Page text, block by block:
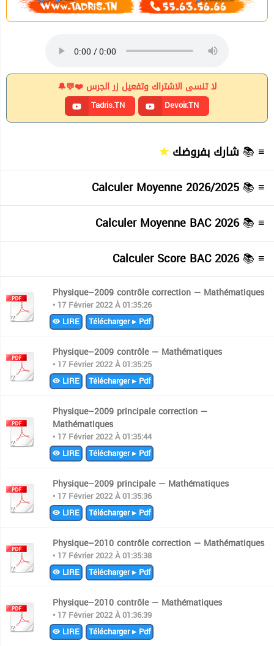
لا تنسى الاشتراك وتفعيل زر الجرس ❤️💬🔔
Tadris.TN Devoir.TN
≡ 📚 شارك بفروضك
≡ 📚
Calculer Moyenne 2026/2025
≡ 📚
Calculer Moyenne BAC 2026
≡ 📚
Calculer Score BAC 2026
Physique–2009 contrôle correction — Mathématiques
• 17 Février 2022 À 01:35:26
LIRE Télécharger ▸ Pdf
Physique–2009 contrôle — Mathématiques
• 17 Février 2022 À 01:35:25
LIRE Télécharger ▸ Pdf
Physique–2009 principale correction —
Mathématiques
• 17 Février 2022 À 01:35:44
LIRE Télécharger ▸ Pdf
Physique–2009 principale — Mathématiques
• 17 Février 2022 À 01:35:36
LIRE Télécharger ▸ Pdf
Physique–2010 contrôle correction — Mathématiques
• 17 Février 2022 À 01:35:38
LIRE Télécharger ▸ Pdf
Physique–2010 contrôle — Mathématiques
• 17 Février 2022 À 01:36:39
LIRE Télécharger ▸ Pdf